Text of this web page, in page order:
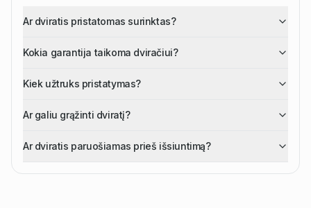
Ar dviratis pristatomas surinktas?
Kokia garantija taikoma dviračiui?
Kiek užtruks pristatymas?
Ar galiu grąžinti dviratį?
Ar dviratis paruošiamas prieš išsiuntimą?